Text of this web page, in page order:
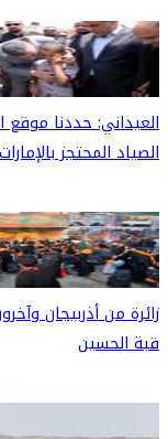
العيداني: حددنا موقع
الصياد المحتجز بالإمارات
زائرة من أذربيجان
قبة الحسين